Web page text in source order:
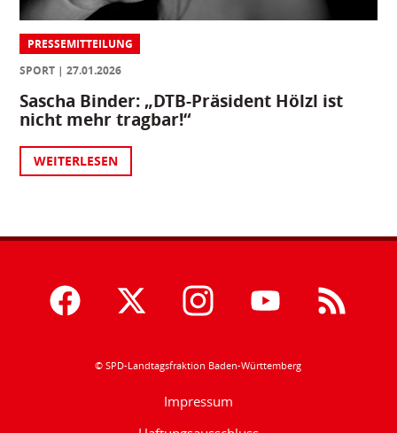
PRESSEMITTEILUNG
SPORT
27.01.2026
Sascha Binder: „DTB-Präsident Hölzl ist
nicht mehr tragbar!“
WEITERLESEN
© SPD-Landtagsfraktion Baden-Württemberg
Impressum